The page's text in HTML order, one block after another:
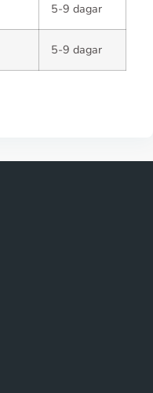
5-9 dagar
5-9 dagar